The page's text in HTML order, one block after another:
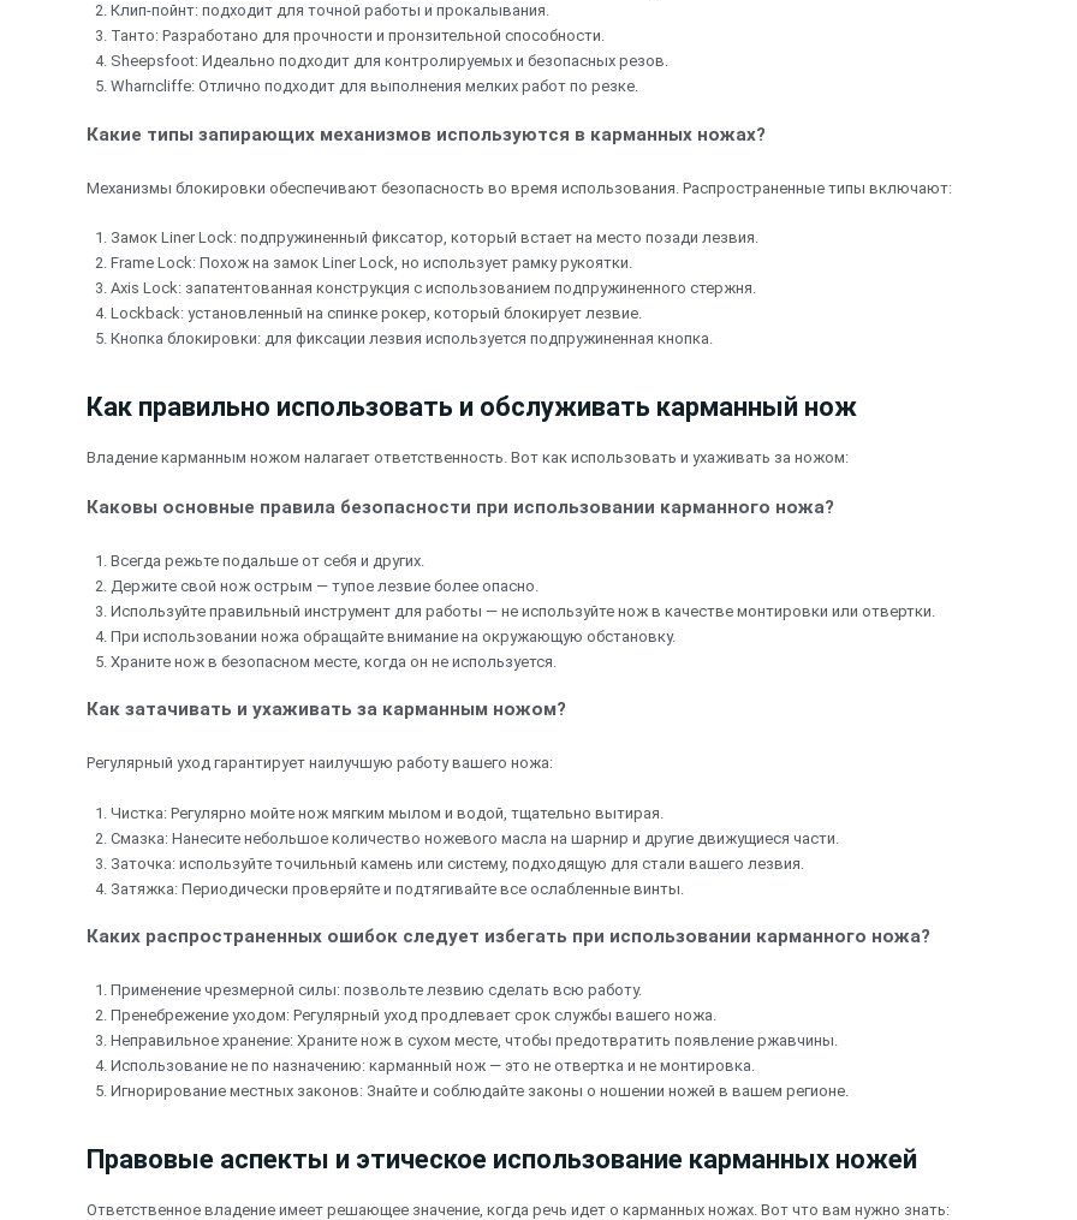
Клип-пойнт: подходит для точной работы и прокалывания.
Танто: Разработано для прочности и пронзительной способности.
Sheepsfoot: Идеально подходит для контролируемых и безопасных резов.
Wharncliffe: Отлично подходит для выполнения мелких работ по резке.
Какие типы запирающих механизмов используются в карманных ножах?
Механизмы блокировки обеспечивают безопасность во время использования. Распространенные типы включают:
Замок Liner Lock: подпружиненный фиксатор, который встает на место позади лезвия.
Frame Lock: Похож на замок Liner Lock, но использует рамку рукоятки.
Axis Lock: запатентованная конструкция с использованием подпружиненного стержня.
Lockback: установленный на спинке рокер, который блокирует лезвие.
Кнопка блокировки: для фиксации лезвия используется подпружиненная кнопка.
Как правильно использовать и обслуживать карманный нож
Владение карманным ножом налагает ответственность. Вот как использовать и ухаживать за ножом:
Каковы основные правила безопасности при использовании карманного ножа?
Всегда режьте подальше от себя и других.
Держите свой нож острым — тупое лезвие более опасно.
Используйте правильный инструмент для работы — не используйте нож в качестве монтировки или отвертки.
При использовании ножа обращайте внимание на окружающую обстановку.
Храните нож в безопасном месте, когда он не используется.
Как затачивать и ухаживать за карманным ножом?
Регулярный уход гарантирует наилучшую работу вашего ножа:
Чистка: Регулярно мойте нож мягким мылом и водой, тщательно вытирая.
Смазка: Нанесите небольшое количество ножевого масла на шарнир и другие движущиеся части.
Заточка: используйте точильный камень или систему, подходящую для стали вашего лезвия.
Затяжка: Периодически проверяйте и подтягивайте все ослабленные винты.
Каких распространенных ошибок следует избегать при использовании карманного ножа?
Применение чрезмерной силы: позвольте лезвию сделать всю работу.
Пренебрежение уходом: Регулярный уход продлевает срок службы вашего ножа.
Неправильное хранение: Храните нож в сухом месте, чтобы предотвратить появление ржавчины.
Использование не по назначению: карманный нож — это не отвертка и не монтировка.
Игнорирование местных законов: Знайте и соблюдайте законы о ношении ножей в вашем регионе.
Правовые аспекты и этическое использование карманных ножей
Ответственное владение имеет решающее значение, когда речь идет о карманных ножах. Вот что вам нужно знать: